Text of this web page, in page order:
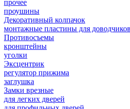
прочее
проушины
Декоративный колпачок
монтажные пластины для доводчиков
Противосъемы
кронштейны
уголки
Эксцентрик
регулятор прижима
заглушка
Замки врезные
для легких дверей